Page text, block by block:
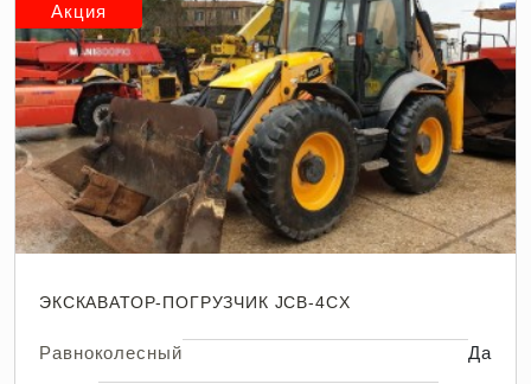
Акция
ЭКСКАВАТОР-ПОГРУЗЧИК JCB-4CX
Равноколесный Да